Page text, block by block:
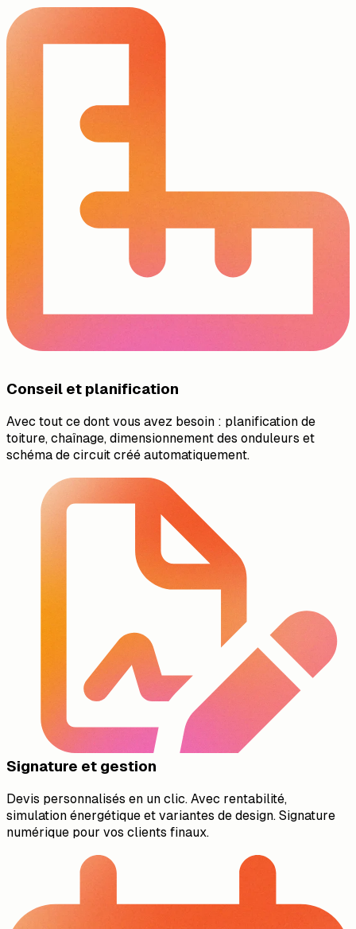
Conseil et planification
Avec tout ce dont vous avez besoin : planification de
toiture, chaînage, dimensionnement des onduleurs et
schéma de circuit créé automatiquement.
Signature et gestion
Devis personnalisés en un clic. Avec rentabilité,
simulation énergétique et variantes de design. Signature
numérique pour vos clients finaux.